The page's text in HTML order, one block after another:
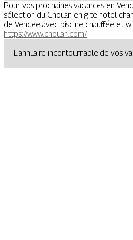
Pour vos prochaines vacances en
sélection du Chouan en gite hotel
de Vendee avec piscine chauffée et
https://www.chouan.com/
L'annuaire incontournable de vos